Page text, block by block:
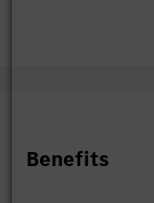
Benefits